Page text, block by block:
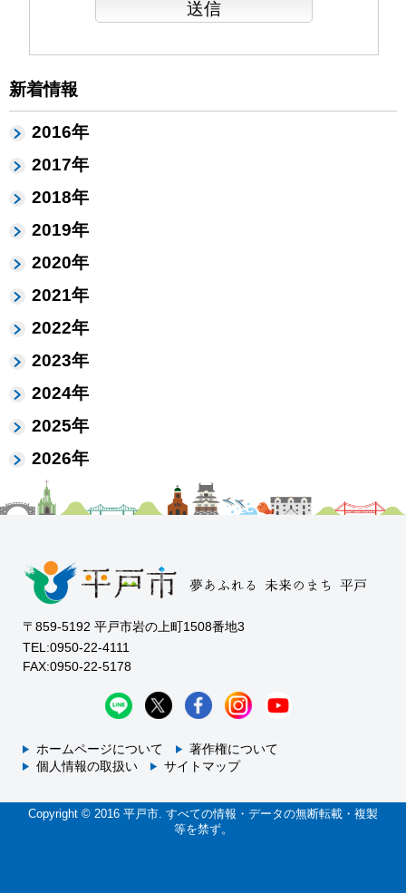
新着情報
2016年
2017年
2018年
2019年
2020年
2021年
2022年
2023年
2024年
2025年
2026年
〒859-5192 平戸市岩の上町1508番地3
TEL:0950-22-4111
FAX:0950-22-5178
ホームページについて
著作権について
個人情報の取扱い
サイトマップ
Copyright © 2016 平戸市. すべての情報・データの無断転載・複製
等を禁ず。